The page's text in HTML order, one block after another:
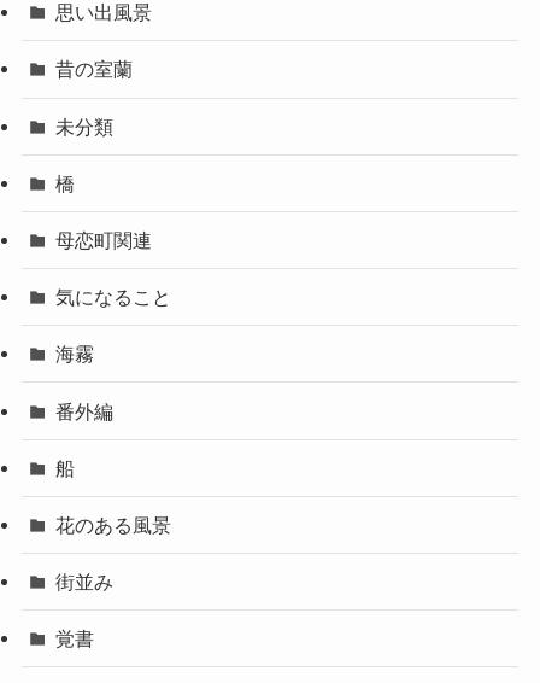
思い出風景
昔の室蘭
未分類
橋
母恋町関連
気になること
海霧
番外編
船
花のある風景
街並み
覚書